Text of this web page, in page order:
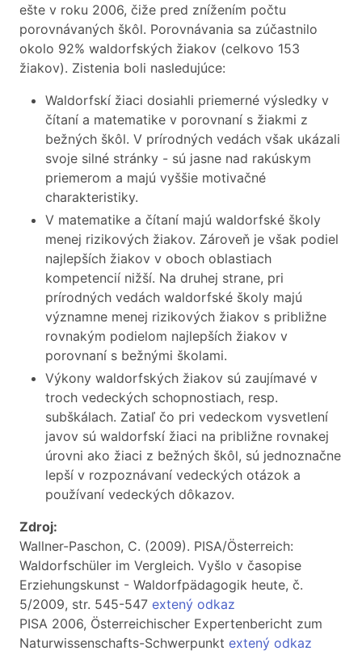
ešte v roku 2006, čiže pred znížením počtu
porovnávaných škôl. Porovnávania sa zúčastnilo
okolo 92% waldorfských žiakov (celkovo 153
žiakov). Zistenia boli nasledujúce:
Waldorfskí žiaci dosiahli priemerné výsledky v
čítaní a matematike v porovnaní s žiakmi z
bežných škôl. V prírodných vedách však ukázali
svoje silné stránky - sú jasne nad rakúskym
priemerom a majú vyššie motivačné
charakteristiky.
V matematike a čítaní majú waldorfské školy
menej rizikových žiakov. Zároveň je však podiel
najlepších žiakov v oboch oblastiach
kompetencií nižší. Na druhej strane, pri
prírodných vedách waldorfské školy majú
významne menej rizikových žiakov s približne
rovnakým podielom najlepších žiakov v
porovnaní s bežnými školami.
Výkony waldorfských žiakov sú zaujímavé v
troch vedeckých schopnostiach, resp.
subškálach. Zatiaľ čo pri vedeckom vysvetlení
javov sú waldorfskí žiaci na približne rovnakej
úrovni ako žiaci z bežných škôl, sú jednoznačne
lepší v rozpoznávaní vedeckých otázok a
používaní vedeckých dôkazov.
Zdroj:
Wallner-Paschon, C. (2009). PISA/Österreich:
Waldorfschüler im Vergleich. Vyšlo v časopise
Erziehungskunst - Waldorfpädagogik heute, č.
5/2009, str. 545-547 extený odkaz
PISA 2006, Österreichischer Expertenbericht zum
Naturwissenschafts-Schwerpunkt extený odkaz